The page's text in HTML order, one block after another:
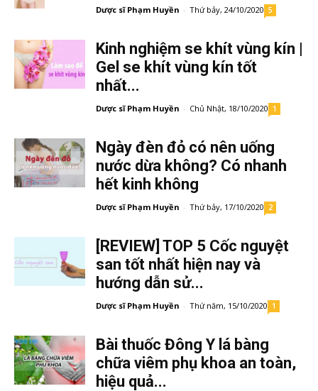
Dược sĩ Phạm Huyền - Thứ bảy, 24/10/2020 5
Kinh nghiệm se khít vùng kín |
Gel se khít vùng kín tốt
nhất...
Dược sĩ Phạm Huyền - Chủ Nhật, 18/10/2020 1
Ngày đèn đỏ có nên uống
nước dừa không? Có nhanh
hết kinh không
Dược sĩ Phạm Huyền - Thứ bảy, 17/10/2020 2
[REVIEW] TOP 5 Cốc nguyệt
san tốt nhất hiện nay và
hướng dẫn sử...
Dược sĩ Phạm Huyền - Thứ năm, 15/10/2020 1
Bài thuốc Đông Y lá bàng
chữa viêm phụ khoa an toàn,
hiệu quả...